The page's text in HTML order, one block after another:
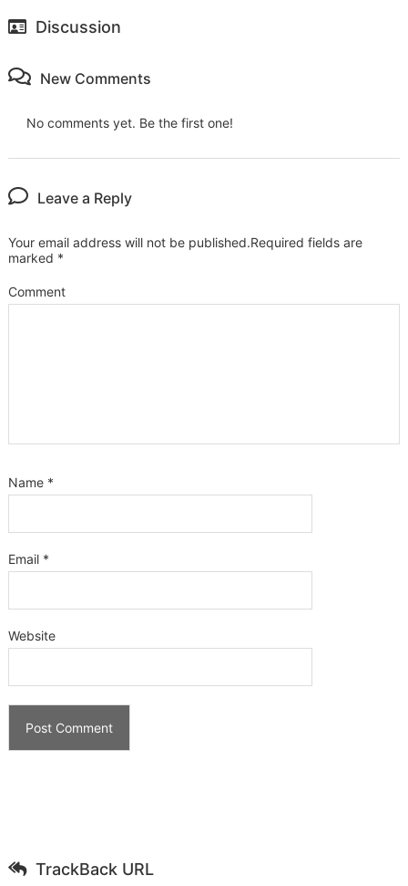
Discussion
New Comments
No comments yet. Be the first one!
Leave a Reply
Your email address will not be published.Required fields are
marked *
Comment
Name *
Email *
Website
TrackBack URL